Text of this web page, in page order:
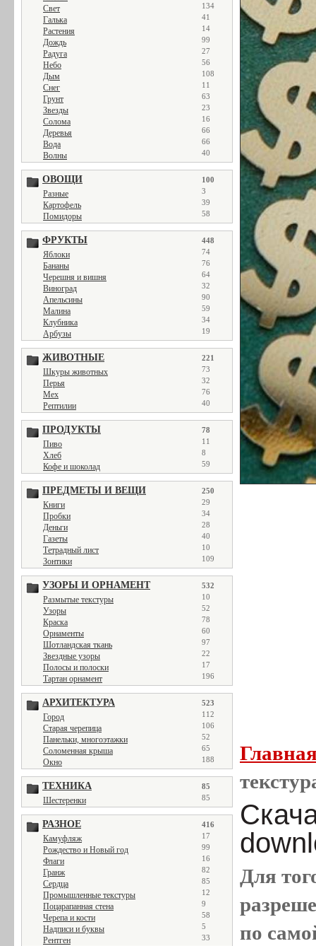
Свет 134
Галька 41
Растения 14
Дождь 99
Радуга 27
Небо 56
Дым 108
Снег 11
Грунт 63
Звезды 23
Солома 16
Деревья 66
Вода 66
Волны 40
ОВОЩИ 100
Разные 3
Картофель 39
Помидоры 58
ФРУКТЫ 448
Яблоки 74
Бананы 76
Черешня и вишня 64
Виноград 32
Апельсины 90
Малина 59
Клубника 34
Арбузы 19
ЖИВОТНЫЕ 221
Шкуры животных 73
Перья 32
Мех 76
Рептилии 40
ПРОДУКТЫ 78
Пиво 11
Хлеб 8
Кофе и шоколад 59
ПРЕДМЕТЫ И ВЕЩИ 250
Книги 29
Пробки 34
Деньги 28
Газеты 40
Тетрадный лист 10
Зонтики 109
УЗОРЫ И ОРНАМЕНТ 532
Размытые текстуры 10
Узоры 52
Краска 78
Орнаменты 60
Шотландская ткань 97
Звездные узоры 22
Полосы и полоски 17
Тартан орнамент 196
АРХИТЕКТУРА 523
Город 112
Старая черепица 106
Панельки, многоэтажки 52
Соломенная крыша 65
Окно 188
ТЕХНИКА 85
Шестеренки 85
РАЗНОЕ 416
Камуфляж 17
Рождество и Новый год 99
Флаги 16
Гранж 82
Сердца 85
Промышленные текстуры 12
Поцарапанная стена 9
Черепа и кости 58
Надписи и буквы 5
Рентген 33
Для
по